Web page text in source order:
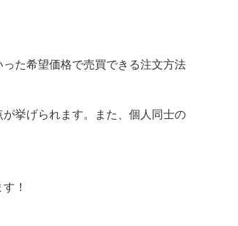
た希望価格で売買できる注文方法
挙げられます。また、個人同士の
！